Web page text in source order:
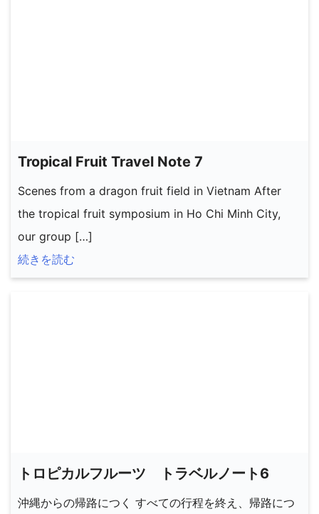
Tropical Fruit Travel Note 7
Scenes from a dragon fruit field in Vietnam After
the tropical fruit symposium in Ho Chi Minh City,
our group […]
続きを読む
トロピカルフルーツ トラベルノート6
沖縄からの帰路につく すべての行程を終え、帰路につ